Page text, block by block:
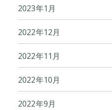
2023年1月
2022年12月
2022年11月
2022年10月
2022年9月